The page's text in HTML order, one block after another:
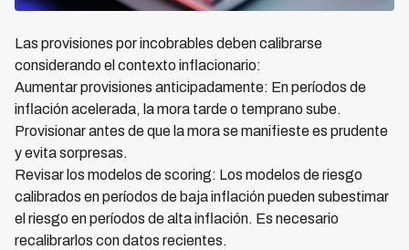
Las provisiones por incobrables deben calibrarse
considerando el contexto inflacionario:
Aumentar provisiones anticipadamente: En períodos de
inflación acelerada, la mora tarde o temprano sube.
Provisionar antes de que la mora se manifieste es prudente
y evita sorpresas.
Revisar los modelos de scoring: Los modelos de riesgo
calibrados en períodos de baja inflación pueden subestimar
el riesgo en períodos de alta inflación. Es necesario
recalibrarlos con datos recientes.